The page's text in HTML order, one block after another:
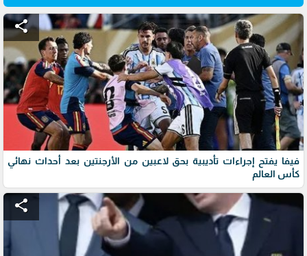
share
فيفا يفتح إجراءات تأديبية بحق لاعبين من الأرجنتين بعد أحداث نهائي
كأس العالم
share